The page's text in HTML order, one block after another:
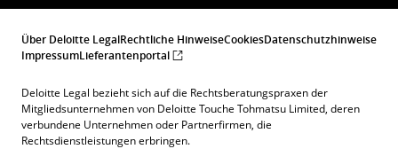
Über Deloitte LegalRechtliche HinweiseCookiesDatenschutzhinweise
ImpressumLieferantenportal
Deloitte Legal bezieht sich auf die Rechtsberatungspraxen der
Mitgliedsunternehmen von Deloitte Touche Tohmatsu Limited, deren
verbundene Unternehmen oder Partnerfirmen, die
Rechtsdienstleistungen erbringen.